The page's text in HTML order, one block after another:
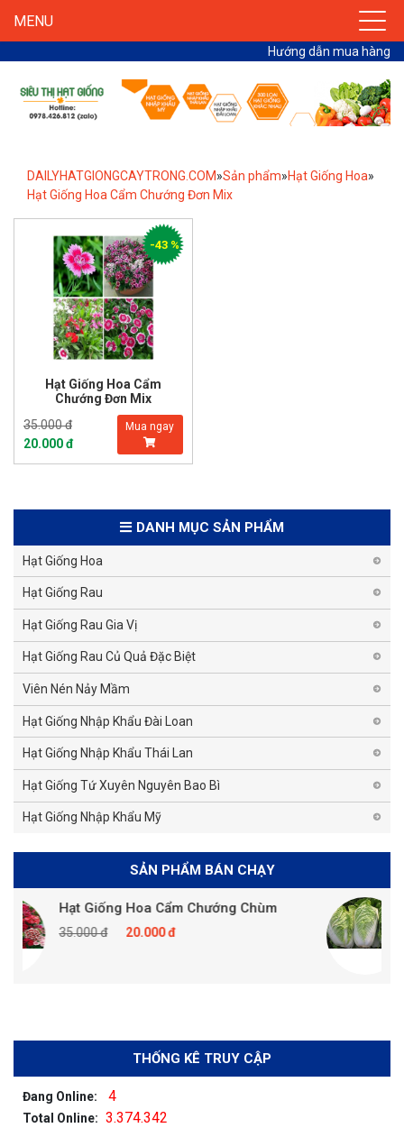
MENU
Hướng dẫn mua hàng
DAILYHATGIONGCAYTRONG.COM»Sản phẩm»Hạt Giống Hoa»
Hạt Giống Hoa Cẩm Chướng Đơn Mix
Hạt Giống Hoa Cẩm
Chướng Đơn Mix
35.000 đ
20.000 đ
Mua ngay
-43 %
DANH MỤC SẢN PHẨM
Hạt Giống Hoa
Hạt Giống Rau
Hạt Giống Rau Gia Vị
Hạt Giống Rau Củ Quả Đặc Biệt
Viên Nén Nảy Mầm
Hạt Giống Nhập Khẩu Đài Loan
Hạt Giống Nhập Khẩu Thái Lan
Hạt Giống Tứ Xuyên Nguyên Bao Bì
Hạt Giống Nhập Khẩu Mỹ
SẢN PHẨM BÁN CHẠY
Hạt Giống Hoa Cẩm Chướng Chùm
35.000 đ 20.000 đ
Hạt
35.000
THỐNG KÊ TRUY CẬP
Đang Online: 4
Total Online: 3.374.342